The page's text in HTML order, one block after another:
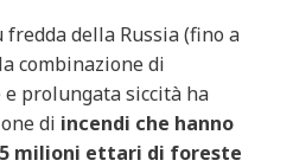
fredda della Russia (fino a
combinazione di
prolungata siccità ha
di incendi che hanno
milioni ettari di foreste